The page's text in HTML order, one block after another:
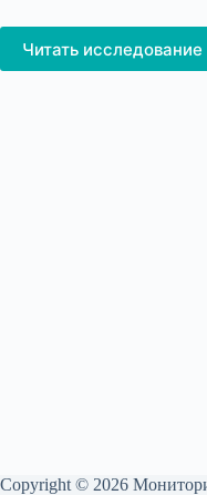
Читать исследование
Copyright © 2026